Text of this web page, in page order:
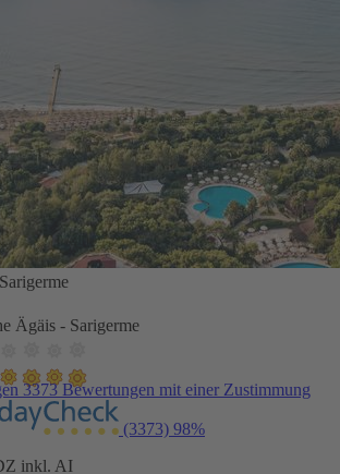
Ägäis - Sarigerme
3373 Bewertungen mit einer Zustimmung
(3373) 98%
inkl. AI